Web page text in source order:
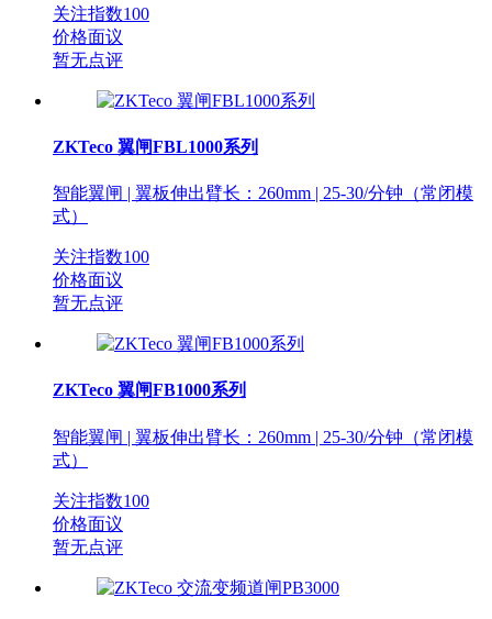
关注指数100
价格面议
暂无点评
ZKTeco 翼闸FBL1000系列
智能翼闸 | 翼板伸出臂长：260mm | 25-30/分钟（常闭模
式）
关注指数100
价格面议
暂无点评
ZKTeco 翼闸FB1000系列
智能翼闸 | 翼板伸出臂长：260mm | 25-30/分钟（常闭模
式）
关注指数100
价格面议
暂无点评